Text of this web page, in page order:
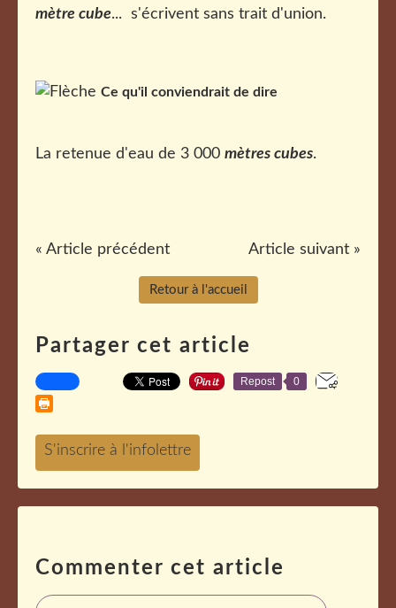
mètre cube... s'écrivent sans trait d'union.
Ce qu'il conviendrait de dire
La retenue d'eau de 3 000 mètres cubes.
« Article précédent Article suivant »
Retour à l'accueil
Partager cet article
Repost 0
Commenter cet article